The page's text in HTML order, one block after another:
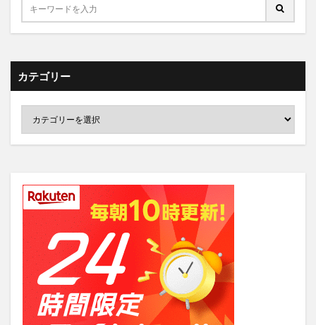
カテゴリー